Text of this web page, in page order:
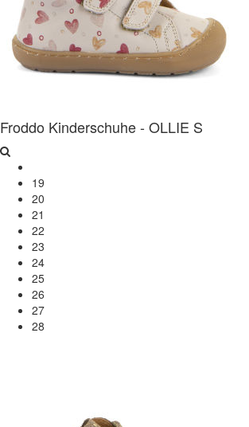
Froddo Kinderschuhe - OLLIE S
19
20
21
22
23
24
25
26
27
28